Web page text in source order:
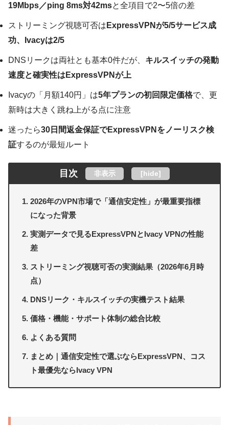
19Mbps／ping 8ms対42msと全項目で2〜5倍の差
ストリーミング視聴可否は ExpressVPNが5/5サービス成
功、Ivacyは2/5
DNSリークは両社とも基本0件だが、 キルスイッチの発動
速度と確実性はExpressVPNが上
Ivacyの「月額140円」は5年プランの初回限定価格で、更
新時は大きく跳ね上がる点に注意
迷ったら30日間返金保証でExpressVPNをノーリスク検
証するのが最短ルート
目次 非表示 [hide]
2026年のVPN市場で「通信安定性」が最重要指標
になった背景
実測データで見るExpressVPNとIvacy VPNの性能
差
ストリーミング視聴可否の実測結果（2026年6月時
点）
DNSリーク・キルスイッチの実機テスト結果
価格・機能・サポート体制の総合比較
よくある質問
まとめ｜通信安定性で選ぶならExpressVPN、コス
ト最優先ならIvacy VPN